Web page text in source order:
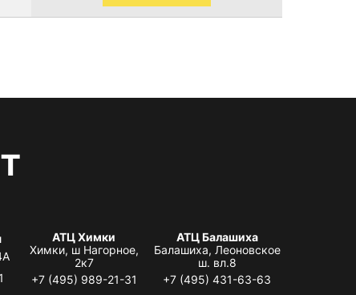
АТЦ Химки
Химки, ш Нагорное,
2к7
+7 (495) 989-21-31
АТЦ Балашиха
Балашиха, Леоновское
ш. вл.8
+7 (495) 431-63-63